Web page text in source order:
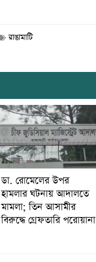
রাঙামাটি
ডা. রোমেলের উপর
হামলার ঘটনায় আদালতে
মামলা; তিন আসামীর
বিরুদ্ধে গ্রেফতারি পরোয়ানা